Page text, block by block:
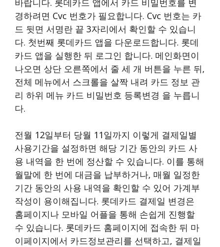
바랍니다. 롯데카드 앱에서 카드 비밀번호를 변
경하려면 Cvc 번호가 필요합니다. Cvc 번호는 카
드 뒷면 서명란 끝 3자리에서 확인할 수 있습니
다. 첫번째 롯데카드 앱을 다운로드합니다. 롯데
카드 앱을 실행한 뒤 로그인 합니다. 메인화면이
나오면 상단 오른쪽에서 줄 세 개 버튼을 누른 뒤,
전체 메뉴에서 스크롤을 살짝 내려 카드 정보 관
리 하위 메뉴 카드 비밀번호 등록변경 을 누릅니
다.
전월 12일부터 당월 11일까지 이렇게 결제일별
사용기간을 설정하면 해당 기간 동안의 카드 사
용 내역을 한 번에 정산할 수 있습니다. 이를 통해
월말에 한 번에 대금을 납부하거나, 매월 일정한
기간 동안의 사용 내역을 확인할 수 있어 가계부
작성이 용이해집니다. 롯데카드 결제일 변경은
홈페이지나 모바일 어플을 통해 손쉽게 진행할
수 있습니다. 롯데카드 홈페이지에 접속한 뒤 마
이페이지에서 카드정보관리를 선택하고, 결제일